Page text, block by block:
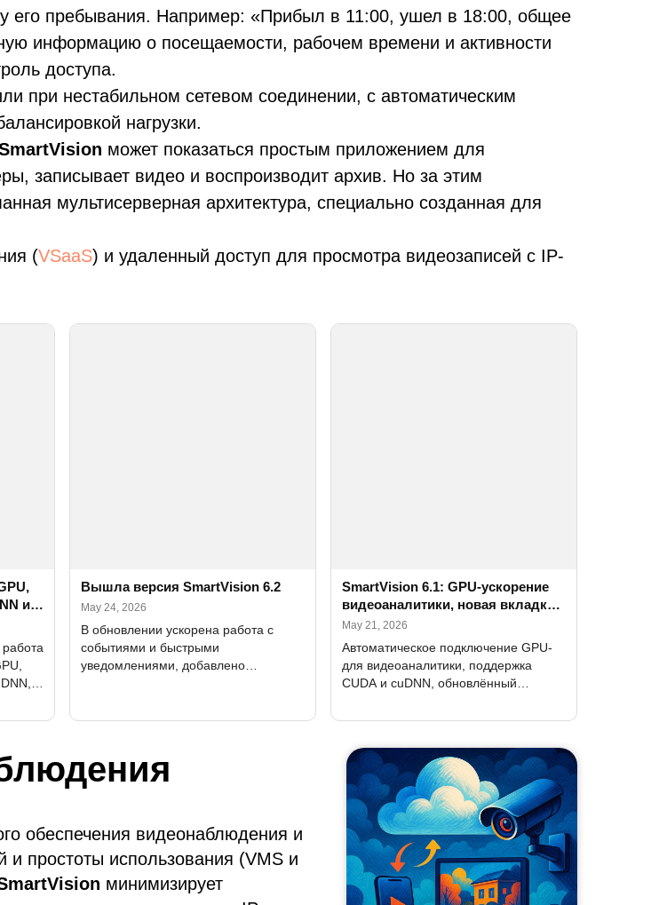
его пребывания. Например: «Прибыл в 11:00, ушел в 18:00, общее
информацию о посещаемости, рабочем времени и активности
доступа.
при нестабильном сетевом соединении, с автоматическим
нагрузки.
может показаться простым приложением для
записывает видео и воспроизводит архив. Но за этим
мультисерверная архитектура, специально созданная для
(VSaaS) и удаленный доступ для просмотра видеозаписей с IP-
и
Вышла версия SmartVision 6.2
May 24, 2026
В обновлении ускорена работа с
событиями и быстрыми
уведомлениями, добавлено
переводы и найденные ошибки
SmartVision 6.1: GPU-ускорение
видеоаналитики, новая вкладка
настроек и обновлённый
интерфейс
May 21, 2026
Автоматическое подключение GPU-
для видеоаналитики, поддержка
CUDA и cuDNN, обновлённый
форм
обеспечения видеонаблюдения и
и простоты использования (VMS и
минимизирует